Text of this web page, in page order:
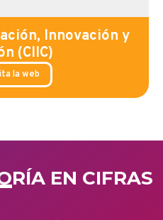
Innovación y
(CIIC)
la web
EN CIFRAS